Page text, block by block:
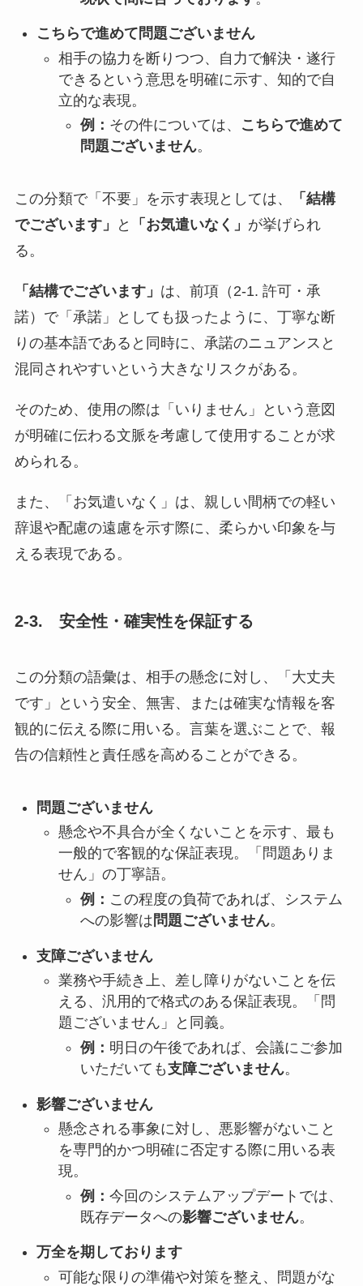
こちらで進めて問題ございません
相手の協力を断りつつ、自力で解決・遂行
できるという意思を明確に示す、知的で自
立的な表現。
例： その件については、
こちらで進めて
問題ございません。
この分類で「不要」を示す表現としては、
「結構
でございます」
と 「お気遣いなく」 が挙げられ
る。
「結構でございます」 は、前項（2-1. 許可・承
諾）で「承諾」としても扱ったように、丁寧な断
りの基本語であると同時に、承諾のニュアンスと
混同されやすいという大きなリスクがある。
そのため、使用の際は「いりません」という意図
が明確に伝わる文脈を考慮して使用することが求
められる。
また、「お気遣いなく」は、親しい間柄での軽い
辞退や配慮の遠慮を示す際に、柔らかい印象を与
える表現である。
2-3. 安全性・確実性を保証する
この分類の語彙は、相手の懸念に対し、「大丈夫
です」という安全、無害、または確実な情報を客
観的に伝える際に用いる。言葉を選ぶことで、報
告の信頼性と責任感を高めることができる。
問題ございません
懸念や不具合が全くないことを示す、最も
一般的で客観的な保証表現。「問題ありま
せん」の丁寧語。
例： この程度の負荷であれば、システム
への影響は 問題ございません。
支障ございません
業務や手続き上、差し障りがないことを伝
える、汎用的で格式のある保証表現。「問
題ございません」と同義。
例： 明日の午後であれば、会議にご参加
いただいても支障ございません。
影響ございません
懸念される事象に対し、悪影響がないこと
を専門的かつ明確に否定する際に用いる表
現。
例： 今回のシステムアップデートでは、
既存データへの影響ございません。
万全を期しております
可能な限りの準備や対策を整え、問題がな